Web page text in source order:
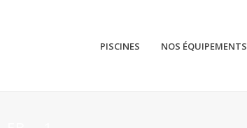
PISCINES NOS ÉQUIPEMENTS